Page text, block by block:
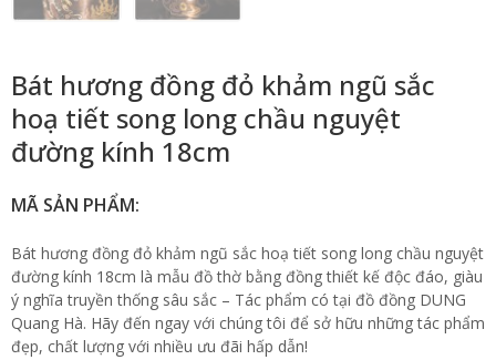
Bát hương đồng đỏ khảm ngũ sắc
hoạ tiết song long chầu nguyệt
đường kính 18cm
MÃ SẢN PHẨM:
Bát hương đồng đỏ khảm ngũ sắc hoạ tiết song long chầu nguyệt
đường kính 18cm là mẫu đồ thờ bằng đồng thiết kế độc đáo, giàu
ý nghĩa truyền thống sâu sắc – Tác phẩm có tại đồ đồng DUNG
Quang Hà. Hãy đến ngay với chúng tôi để sở hữu những tác phẩm
đẹp, chất lượng với nhiều ưu đãi hấp dẫn!